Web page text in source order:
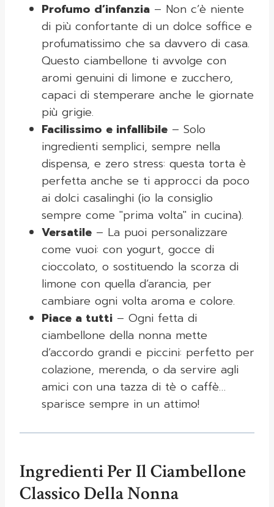
Profumo d’infanzia – Non c’è niente
di più confortante di un dolce soffice e
profumatissimo che sa davvero di casa.
Questo ciambellone ti avvolge con
aromi genuini di limone e zucchero,
capaci di stemperare anche le giornate
più grigie.
Facilissimo e infallibile – Solo
ingredienti semplici, sempre nella
dispensa, e zero stress: questa torta è
perfetta anche se ti approcci da poco
ai dolci casalinghi (io la consiglio
sempre come "prima volta" in cucina).
Versatile – La puoi personalizzare
come vuoi: con yogurt, gocce di
cioccolato, o sostituendo la scorza di
limone con quella d’arancia, per
cambiare ogni volta aroma e colore.
Piace a tutti – Ogni fetta di
ciambellone della nonna mette
d’accordo grandi e piccini: perfetto per
colazione, merenda, o da servire agli
amici con una tazza di tè o caffè…
sparisce sempre in un attimo!
Ingredienti Per Il Ciambellone
Classico Della Nonna